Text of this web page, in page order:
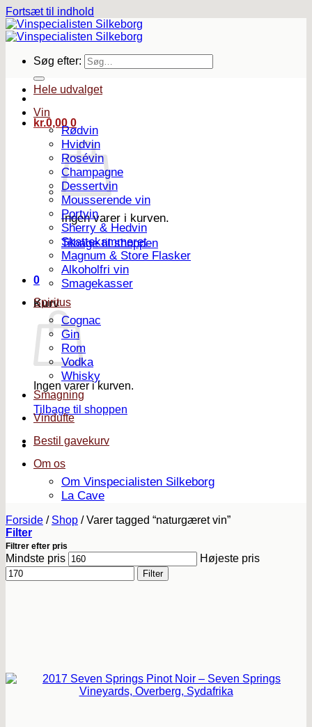
Fortsæt til indhold
Søg efter:
kr.0,00 0
Ingen varer i kurven.
Tilbage til shoppen
0
Kurv
Ingen varer i kurven.
Tilbage til shoppen
Hele udvalget
Vin
Rødvin
Hvidvin
Rosévin
Champagne
Dessertvin
Mousserende vin
Portvin
Sherry & Hedvin
Skattekammeret
Magnum & Store Flasker
Alkoholfri vin
Smagekasser
Spiritus
Cognac
Gin
Rom
Vodka
Whisky
Smagning
Vindufte
Bestil gavekurv
Om os
Om Vinspecialisten Silkeborg
La Cave
Forside / Shop /Varer tagged “naturgæret vin”
Filter
Filtrer efter pris
Mindste pris Højeste pris
Filter